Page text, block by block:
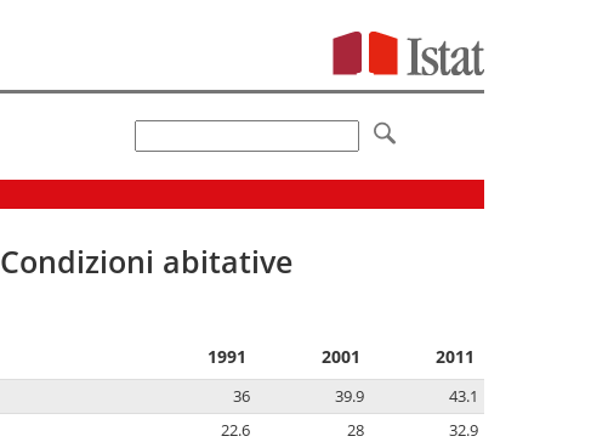
Condizioni abitative
1991 2001 2011
36 39.9
43.1
22.6 28
32.9